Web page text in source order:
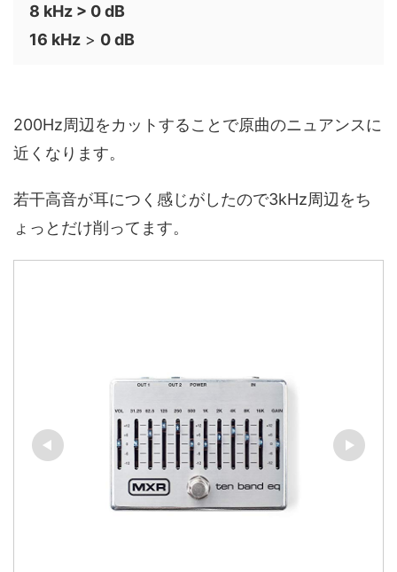
8 kHz > 0 dB
16 kHz > 0 dB
200Hz周辺をカットすることで原曲のニュアンスに
近くなります。
若干高音が耳につく感じがしたので3kHz周辺をち
ょっとだけ削ってます。